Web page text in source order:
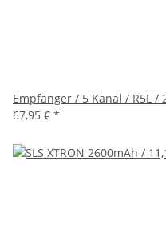
Empfänger / 5 Kanal / R5L /
67,95 € *